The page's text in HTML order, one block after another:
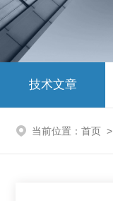
技术文章
当前位置： 首页 >